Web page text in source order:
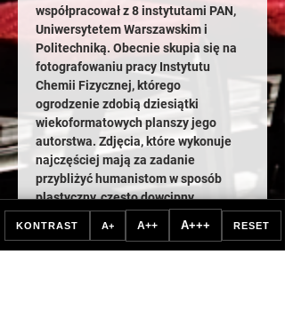
współpracował z 8 instytutami PAN,
Uniwersytetem Warszawskim i
Politechniką. Obecnie skupia się na
fotografowaniu pracy Instytutu
Chemii Fizycznej, którego
ogrodzenie zdobią dziesiątki
wiekoformatowych planszy jego
autorstwa. Zdjęcia, które wykonuje
najczęściej mają za zadanie
przybliżyć humanistom w sposób
plastyczny, często dowcipny,
skomplikowane tematy z pogranicza
KONTRAST A+ A++ A+++ RESET